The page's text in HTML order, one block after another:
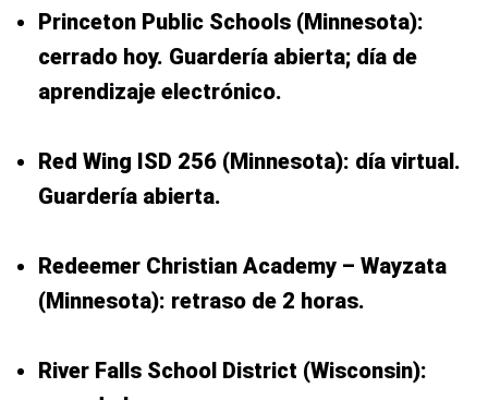
Princeton Public Schools (Minnesota):
cerrado hoy. Guardería abierta; día de
aprendizaje electrónico.
Red Wing ISD 256 (Minnesota): día virtual.
Guardería abierta.
Redeemer Christian Academy – Wayzata
(Minnesota): retraso de 2 horas.
River Falls School District (Wisconsin):